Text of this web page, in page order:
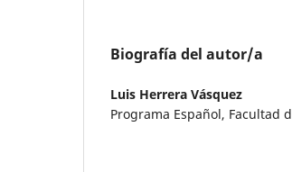
Biografía del autor/a
Luis Herrera Vásquez
Programa Español, Facultad